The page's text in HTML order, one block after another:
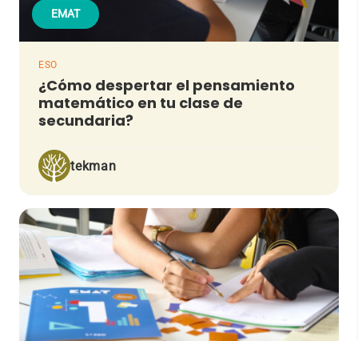
EMAT
ESO
¿Cómo despertar el pensamiento
matemático en tu clase de
secundaria?
tekman